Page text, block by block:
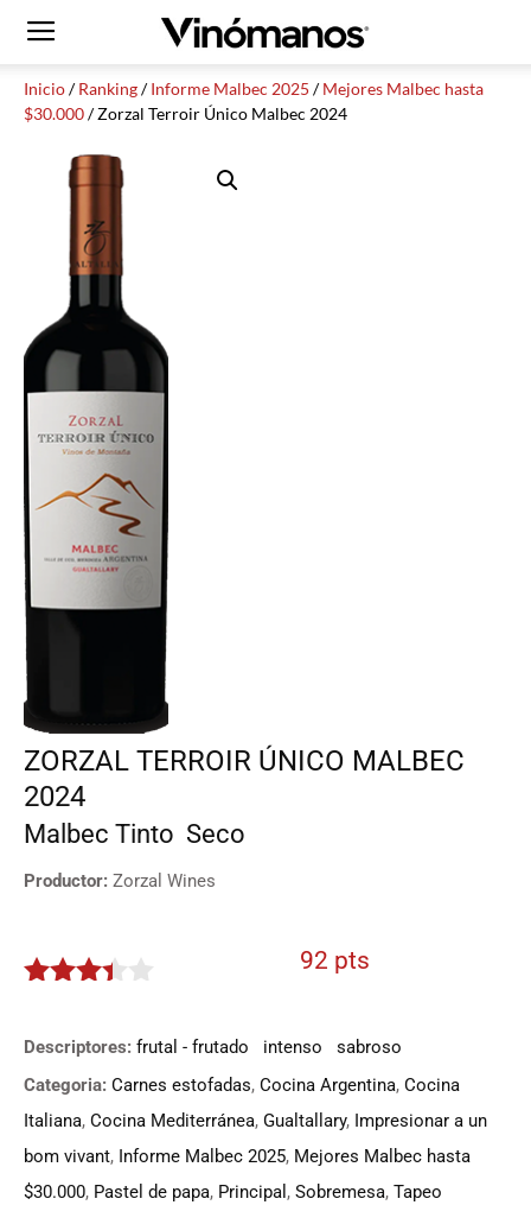
Inicio/Ranking/Informe Malbec 2025 /Mejores Malbec hasta
$30.000/ Zorzal Terroir Único Malbec 2024
ZORZAL TERROIR ÚNICO MALBEC
2024
Malbec Tinto Seco
Productor: Zorzal Wines
92 pts
Descriptores: frutal - frutado intenso
sabroso
Categoria: Carnes estofadas, Cocina Argentina, Cocina
Italiana, Cocina Mediterránea, Gualtallary, Impresionar a un
bom vivant, Informe Malbec 2025, Mejores Malbec hasta
$30.000, Pastel de papa, Principal , Sobremesa, Tapeo